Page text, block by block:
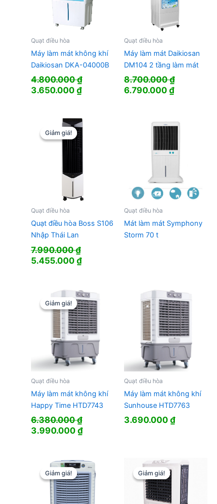
Quạt điều hòa
Máy làm mát không khí
Daikiosan DKA-04000B
4.800.000₫
Giá
4.800.000 ₫.
3.650.000₫Giá
là:
Quạt điều hòa
Máy làm mát Daikiosan
DM104 2 tầng làm mát
8.700.000₫
Giá
8.700.000 ₫.
6.790.000₫Giá
là:
Giảm giá!
Giảm giá!
Quạt điều hòa
Quạt điều hòa Boss S106
Nhập Thái Lan
7.990.000₫
Giá
7.990.000 ₫.
5.455.000₫Giá
là:
5.455.000 ₫.
Quạt điều hòa
Mát làm mát Symphony
Storm 70 t
Giảm giá!
Giảm giá!
Quạt điều hòa
Máy làm mát không khí
Happy Time HTD7743
6.380.000₫
Giá
6.380.000 ₫.
3.990.000₫Giá
là:
3.990.000 ₫.
Quạt điều hòa
Máy làm mát không khí
Sunhouse HTD7763
3.690.000₫
Giảm giá!
Giảm giá! Giảm giá!
Giảm giá!